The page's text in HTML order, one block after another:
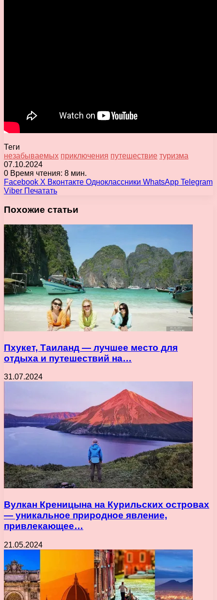
Теги
незабываемых приключения путешествие туризма
07.10.2024
0 Время чтения: 8 мин.
Facebook X Вконтакте Одноклассники WhatsApp Telegram
Viber Печатать
Похожие статьи
Пхукет, Таиланд — лучшее место для
отдыха и путешествий на…
31.07.2024
Вулкан Креницына на Курильских островах
— уникальное природное явление,
привлекающее…
21.05.2024